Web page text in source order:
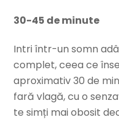
30-45 de minute
Intri într-un somn
complet, ceea ce
aproximativ 30 de
fară vlagă, cu o
te simți mai obosit